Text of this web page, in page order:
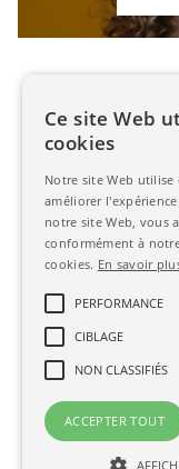
LE STUDIO
PHOTOS
BLOG
151 b chemin du
Ce site Web
cookies
Notre site Web
améliorer
notre site Web, vous
conformément à
cookies. En savoir
PERFORMANCE
CIBLAGE
NON CLASSIFIÉS
ACCEPTER TOUT